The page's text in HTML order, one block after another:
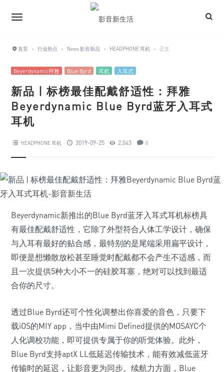
首页 › 行业热点 › News 影音新品 › HEADPHONE 耳机 › 正文
Beyerdynamic拜雅 Blue Byrd 耳机 入耳式
新品 | 标榜最佳配戴舒适性：拜雅
Beyerdynamic Blue Byrd蓝牙入耳式
耳机
HEADPHONE 耳机 2019-09-25 2,043 0
Beyerdynamic新推出的Blue Byrd蓝牙入耳式耳机标榜具
有最佳配戴舒适性，它除了外型符合人体工学设计，确保
与入耳有最好的贴合感，最特别的是尾端采用扁平设计，
即便是想懒散放松甚至睡觉时配戴都不会产生不适感，而
且一次提供5种大小不一的硅胶耳塞，绝对可以找到最适
合你的尺寸。
透过Blue Byrd还可个性化调整出你喜爱的音色，只要下
载iOS的MIY app，当中由Mimi Defined提供的MOSAYC个
人化调校功能，即可提供专属于你的听觉体验。此外，
Blue Byrd支持aptX LL低延迟传输技术，能有效减低蓝牙
传输时的延迟，让影音更为同步。续航力方面，Blue